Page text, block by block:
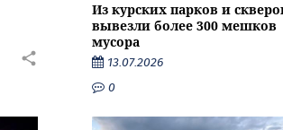
Из курских парков и
вывезли более 300 мешков
мусора
13.07.2026
0